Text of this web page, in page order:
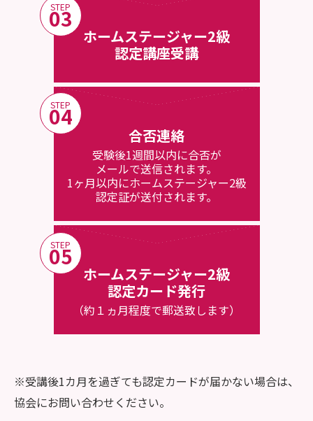
STEP
03
STEP
04
STEP
05
ホームステージャー2級
認定講座受講
合否連絡
受験後1週間以内に合否が
メールで送信されます。
1ヶ月以内にホームステージャー2級
認定証が送付されます。
ホームステージャー2級
認定カード発行
（約１ヵ月程度で郵送致します）
※受講後1カ月を過ぎても認定カードが届かない場合は、
協会にお問い合わせください。